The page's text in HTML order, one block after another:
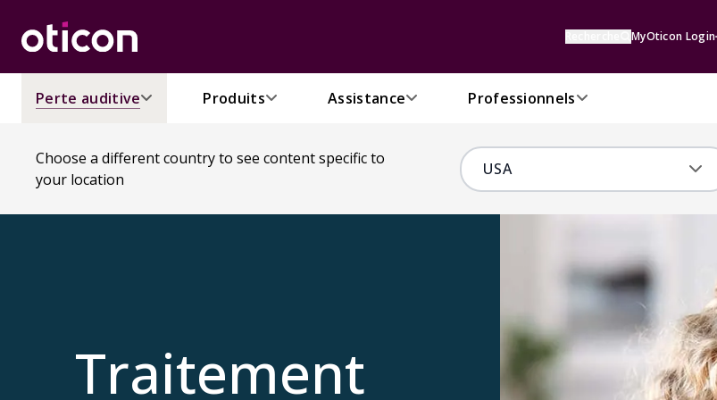
MyOticon Login
Perte auditive Produits Assistance Professionnels
Choose a different country to see content specific to
your location
Traitement